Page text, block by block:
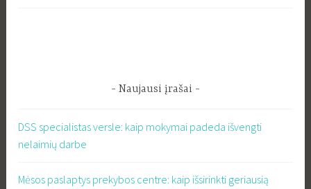
Naujausi įrašai
DSS specialistas versle: kaip mokymai padeda išvengti
nelaimių darbe
Mėsos paslaptys prekybos centre: kaip išsirinkti geriausią